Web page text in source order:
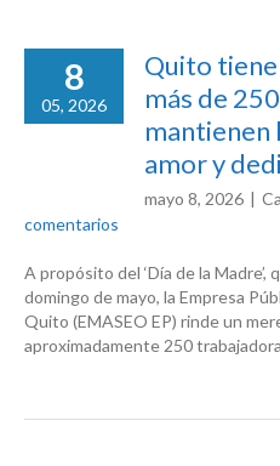
8
05, 2026
Quito
más de
mantienen
amor y
mayo 8, 2026 |
comentarios
A propósito del ‘Día de la
domingo de mayo, la Empresa
Quito (EMASEO EP) rinde un
aproximadamente 250